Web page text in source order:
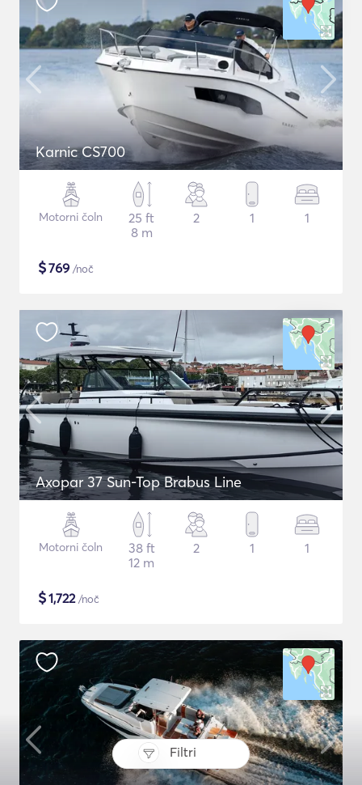
Filtri
Karnic CS700
Motorni čoln
25 ft
8 m
2 1 1
$769 /noč
Axopar 37 Sun-Top Brabus Line
Motorni čoln
38 ft
12 m
2 1 1
$1,722/noč